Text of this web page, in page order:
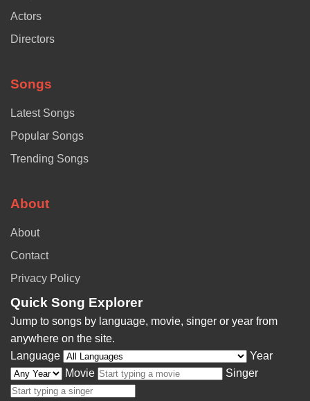
Actors
Directors
Songs
Latest Songs
Popular Songs
Trending Songs
About
About
Contact
Privacy Policy
Quick Song Explorer
Jump to songs by language, movie, singer or year from
anywhere on the site.
Language
Year
Movie
Singer